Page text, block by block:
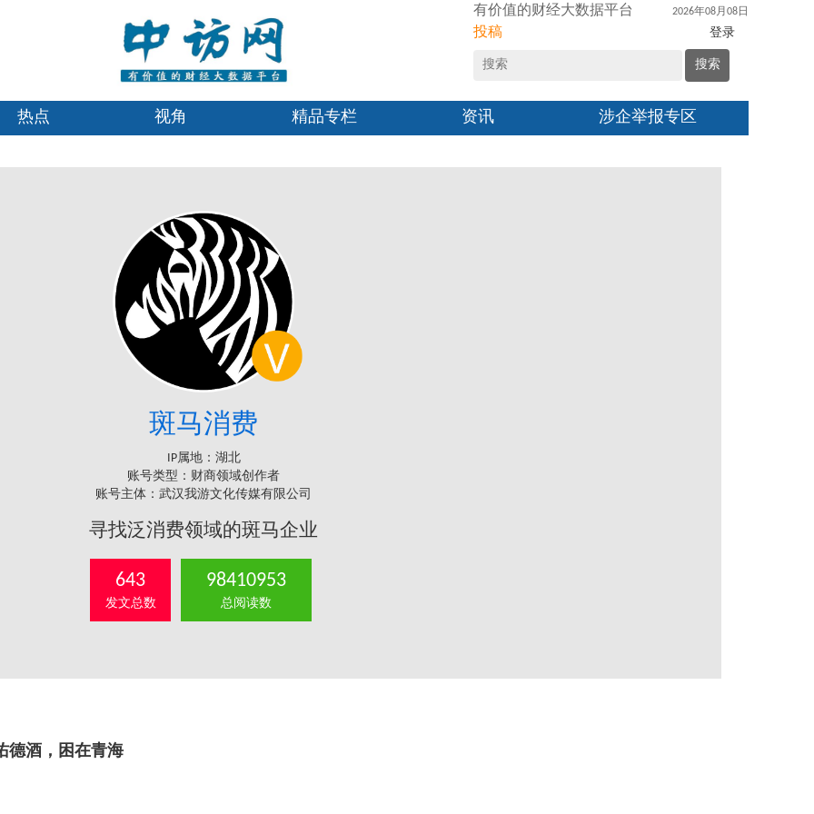
有价值的财经大数据平台
投稿
2026年08月08日
登录
搜索
热点 视角 精品专栏 资讯 涉企举报专区
斑马消费
IP属地：湖北
账号类型：财商领域创作者
账号主体：武汉我游文化传媒有限公司
寻找泛消费领域的斑马企业
643
发文总数
98410953
总阅读数
德酒，困在青海